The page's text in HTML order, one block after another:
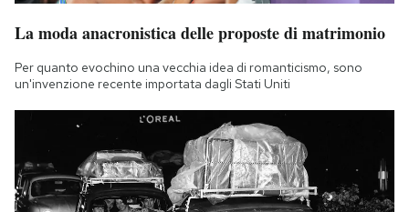
La moda anacronistica delle proposte di matrimonio
Per quanto evochino una vecchia idea di romanticismo, sono
un'invenzione recente importata dagli Stati Uniti